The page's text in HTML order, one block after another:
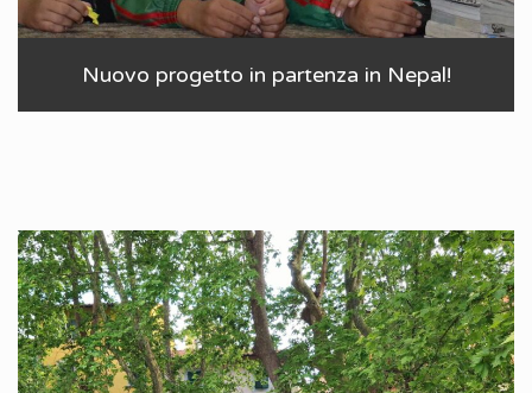
Nuovo progetto in partenza in Nepal!